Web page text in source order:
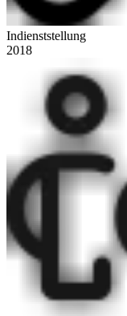
Indienststellung
2018